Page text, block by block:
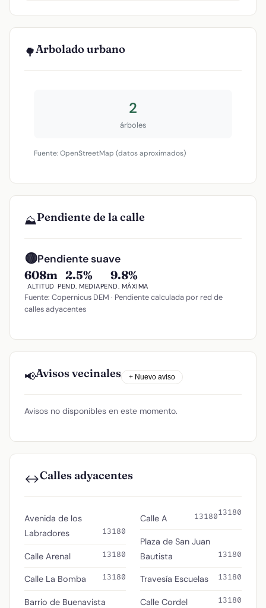
🌳Arbolado urbano
2
árboles
Fuente: OpenStreetMap (datos aproximados)
⛰️Pendiente de la calle
🟡Pendiente suave
608m
ALTITUD
2.5%
PEND. MEDIA
9.8%
PEND. MÁXIMA
Fuente: Copernicus DEM · Pendiente calculada por red de
calles adyacentes
📢Avisos vecinales + Nuevo aviso
Avisos no disponibles en este momento.
↔️Calles adyacentes
Avenida de los
Labradores
13180
Calle Arenal 13180
Calle La Bomba 13180
Barrio de Buenavista
13180
Calle A 13180
Plaza de San Juan
Bautista
13180
Travesía Escuelas 13180
Calle Cordel 13180